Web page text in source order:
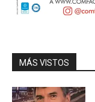
MÁS VISTOS